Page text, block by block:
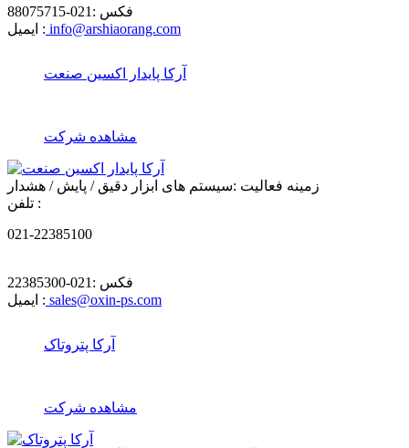
فکس : 021-88075715
ایمیل : info@arshiaorang.com
آرکا پایدار اکسین صنعت
مشاهده شرکت
زمینه فعالیت :سیستم های ابزار دقیق / پایش / هشدار
تلفن :
021-22385100
فکس : 021-22385300
ایمیل : sales@oxin-ps.com
آرکا پتروتاک
مشاهده شرکت